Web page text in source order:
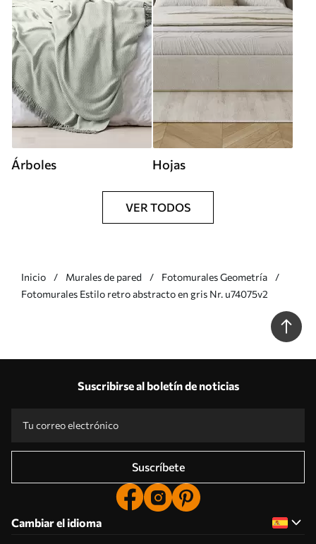
Árboles Hojas
VER TODOS
Inicio Murales de pared
Fotomurales Geometría
Fotomurales Estilo retro abstracto en gris Nr. u74075v2
Suscribirse al boletín de noticias
Suscríbete
Cambiar el idioma